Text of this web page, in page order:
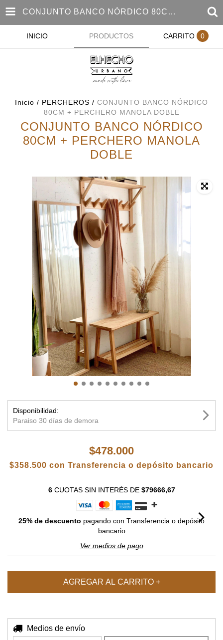
CONJUNTO BANCO NÓRDICO 80CM + PERCHERO MANOLA DOBLE
INICIO PRODUCTOS CARRITO 0
Inicio / PERCHEROS / CONJUNTO BANCO NÓRDICO
80CM + PERCHERO MANOLA DOBLE
CONJUNTO BANCO NÓRDICO
80CM + PERCHERO MANOLA
DOBLE
Disponibilidad:
Paraiso 30 días de demora
$478.000
$358.500 con Transferencia o depósito bancario
6CUOTAS SIN INTERÉSDE $79666,67
25% de descuento pagando con Transferencia o depósito
bancario
Ver medios de pago
Entregas para el CP:
Medios de envío